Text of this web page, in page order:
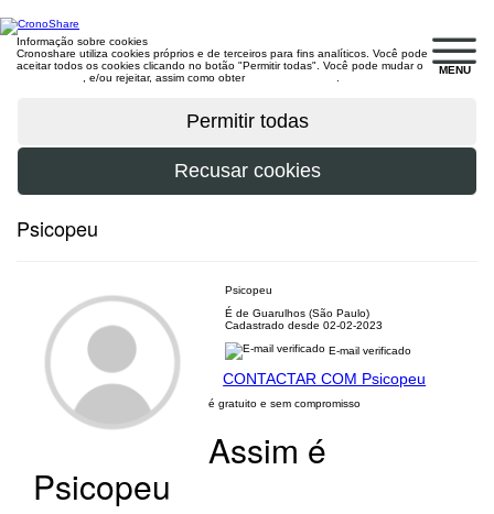
MENU
Informação sobre cookies
Cronoshare utiliza cookies próprios e de terceiros para fins analíticos. Você pode
aceitar todos os cookies clicando no botão "Permitir todas". Você pode mudar o
, e/ou rejeitar, assim como obter
Psicopeu
Psicopeu
É de Guarulhos (São Paulo)
Cadastrado desde 02-02-2023
E-mail verificado
CONTACTAR COM Psicopeu
é gratuito e sem compromisso
Assim é
Psicopeu